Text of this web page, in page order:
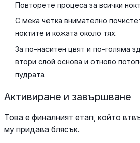
Повторете процеса за всички
С мека четка внимателно
ноктите и кожата около тях.
За по-наситен цвят и по-голяма
втори слой основа и отново
пудрата.
Активиране и завършване
Това е финалният етап, който
му придава блясък.